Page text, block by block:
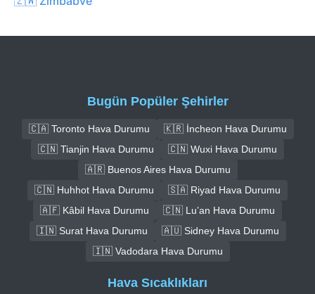
Bugün Popüler Şehirler
🇨🇦 Toronto Hava Durumu
🇰🇷 İncheon Hava Durumu
🇨🇳 Tianjin Hava Durumu
🇨🇳 Wuxi Hava Durumu
🇦🇷 Buenos Aires Hava Durumu
🇨🇳 Huhhot Hava Durumu
🇸🇦 Riyad Hava Durumu
🇦🇫 Kâbil Hava Durumu
🇨🇳 Lu’an Hava Durumu
🇮🇳 Surat Hava Durumu
🇦🇺 Sidney Hava Durumu
🇮🇳 Vadodara Hava Durumu
Hava Sıcaklıkları